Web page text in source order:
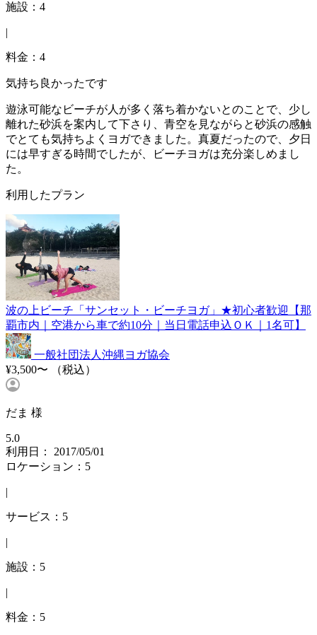
施設：4
|
料金：4
気持ち良かったです
遊泳可能なビーチが人が多く落ち着かないとのことで、少し
離れた砂浜を案内して下さり、青空を見ながらと砂浜の感触
でとても気持ちよくヨガできました。真夏だったので、夕日
には早すぎる時間でしたが、ビーチヨガは充分楽しめまし
た。
利用したプラン
波の上ビーチ「サンセット・ビーチヨガ」★初心者歓迎【那
覇市内｜空港から車で約10分｜当日電話申込ＯＫ｜1名可】
一般社団法人沖縄ヨガ協会
¥3,500〜
（税込）
だま 様
5.0
利用日： 2017/05/01
ロケーション：5
|
サービス：5
|
施設：5
|
料金：5